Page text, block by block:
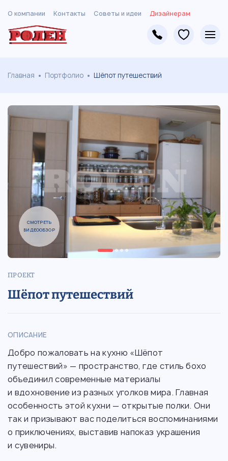
О компании Контакты Советы и идеи Дизайнерам
Главная Портфолио Шёпот путешествий
СМОТРЕТЬ
ВИДЕООБЗОР
ПРОЕКТ
Шёпот путешествий
ОПИСАНИЕ
Добро пожаловать на кухню «Шёпот
путешествий» — пространство, где стиль бохо
объединил современные материалы
и вдохновение из разных уголков мира. Главная
особенность этой кухни — открытые полки. Они
так и призывают вас поделиться воспоминаниями
о приключениях, выставив напоказ украшения
и сувениры.